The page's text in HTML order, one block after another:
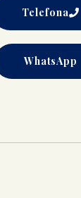
Telefona
WhatsApp